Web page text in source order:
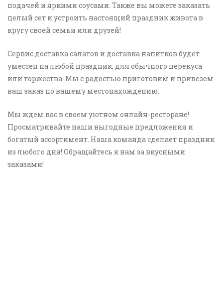
подачей и яркими соусами. Также вы можете заказать
целый сет и устроить настоящий праздник живота в
кругу своей семьи или друзей!
Сервис доставка салатов и доставка напитков будет
уместен на любой праздник, для обычного перекуса
или торжества. Мы с радостью приготовим и привезем
ваш заказ по вашему местонахождению.
Мы ждем вас в своем уютном онлайн-ресторане!
Просматривайте наши выгодные предложения и
богатый ассортимент. Наша команда сделает праздник
из любого дня! Обращайтесь к нам за вкусными
заказами!